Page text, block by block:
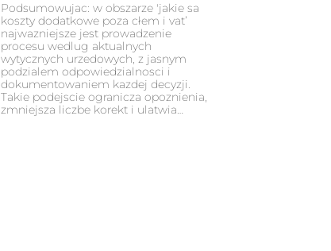
Podsumowujac: w obszarze 'jakie sa
koszty dodatkowe poza cłem i vat’
najwazniejsze jest prowadzenie
procesu wedlug aktualnych
wytycznych urzedowych, z jasnym
podzialem odpowiedzialnosci i
dokumentowaniem kazdej decyzji.
Takie podejscie ogranicza opoznienia,
zmniejsza liczbe korekt i ulatwia…